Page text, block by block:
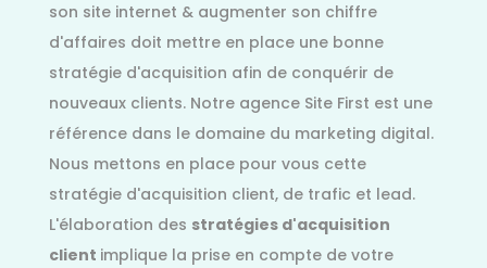
son site internet & augmenter son chiffre
d'affaires doit mettre en place une bonne
stratégie d'acquisition afin de conquérir de
nouveaux clients. Notre agence Site First est une
référence dans le domaine du marketing digital.
Nous mettons en place pour vous cette
stratégie d'acquisition client, de trafic et lead.
L'élaboration des stratégies d'acquisition
client implique la prise en compte de votre